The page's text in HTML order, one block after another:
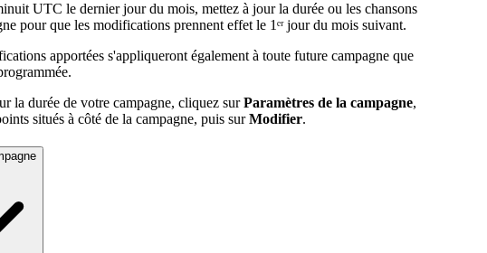
UTC le dernier jour du mois, mettez à jour la durée ou les chansons
pour que les modifications prennent effet le 1ᵉʳ jour du mois suivant.
apportées s'appliqueront également à toute future campagne que
la durée de votre campagne, cliquez surParamètres de la campagne,
situés à côté de la campagne, puis surModifier.